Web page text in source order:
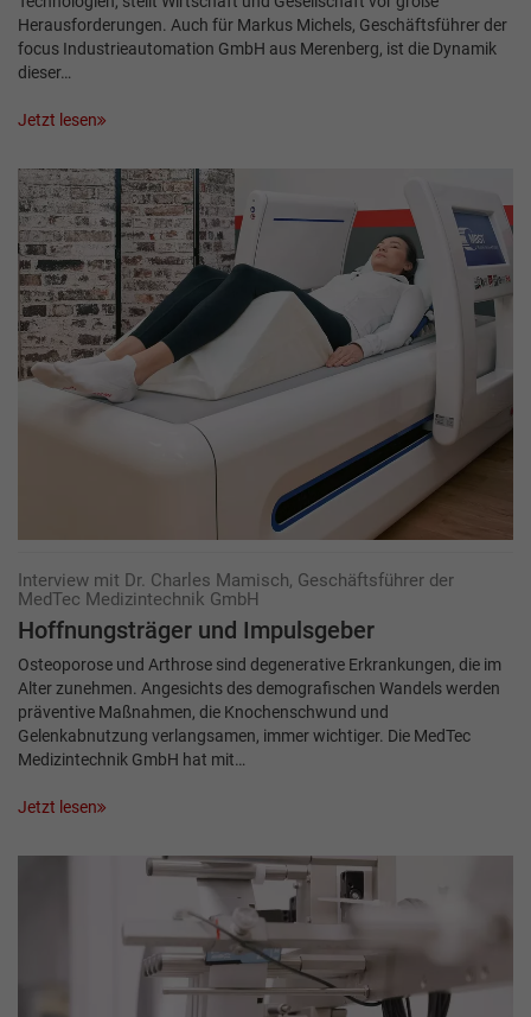
Herausforderungen. Auch für Markus Michels, Geschäftsführer der
focus Industrieautomation GmbH aus Merenberg, ist die Dynamik
dieser…
Jetzt lesen
Interview mit Dr. Charles Mamisch, Geschäftsführer der
MedTec Medizintechnik GmbH
Hoffnungsträger und Impulsgeber
Osteoporose und Arthrose sind degenerative Erkrankungen, die im
Alter zunehmen. Angesichts des demografischen Wandels werden
präventive Maßnahmen, die Knochenschwund und
Gelenkabnutzung verlangsamen, immer wichtiger. Die MedTec
Medizintechnik GmbH hat mit…
Jetzt lesen